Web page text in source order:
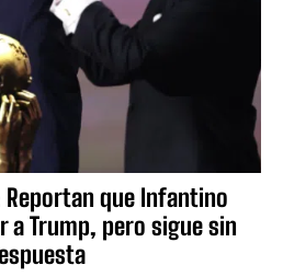
Reportan que Infantino
Trump, pero sigue sin